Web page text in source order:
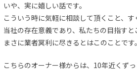
いや、実に嬉しい話です。
こういう時に気軽に相談して頂くこと、す
当社の存在意義であり、私たちの目指すと
まさに業者冥利に尽きるとはこのことです。
こちらのオーナー様からは、10年近くず